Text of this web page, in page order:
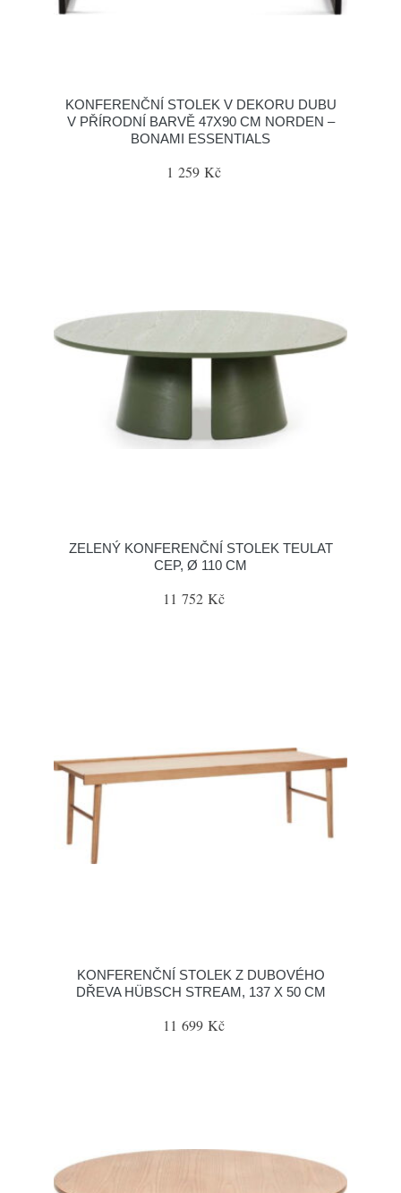
KONFERENČNÍ STOLEK V DEKORU DUBU
V PŘÍRODNÍ BARVĚ 47X90 CM NORDEN –
BONAMI ESSENTIALS
1 259 Kč
ZELENÝ KONFERENČNÍ STOLEK TEULAT
CEP, Ø 110 CM
11 752 Kč
KONFERENČNÍ STOLEK Z DUBOVÉHO
DŘEVA HÜBSCH STREAM, 137 X 50 CM
11 699 Kč